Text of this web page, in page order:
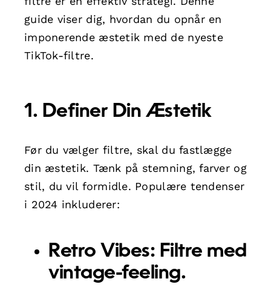
guide viser dig, hvordan du opnår en
imponerende æstetik med de nyeste
TikTok-filtre.
1. Definer Din Æstetik
Før du vælger filtre, skal du fastlægge
din æstetik. Tænk på stemning, farver og
stil, du vil formidle. Populære tendenser
i 2024 inkluderer:
Retro Vibes: Filtre med
vintage-feeling.